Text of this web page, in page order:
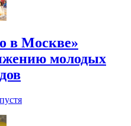
в Москве»
молодых